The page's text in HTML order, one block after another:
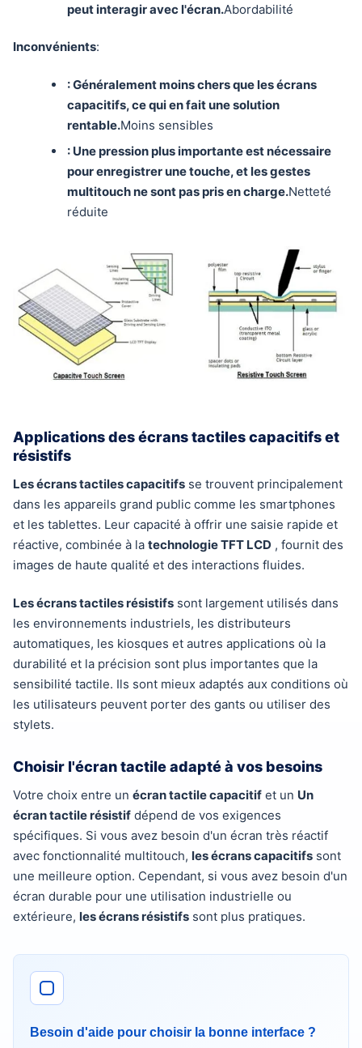
peut interagir avec l'écran.Abordabilité
Inconvénients:
: Généralement moins chers que les écrans
capacitifs, ce qui en fait une solution
rentable.Moins sensibles
: Une pression plus importante est nécessaire
pour enregistrer une touche, et les gestes
multitouch ne sont pas pris en charge.Netteté
réduite
Applications des écrans tactiles capacitifs et
résistifs
Les écrans tactiles capacitifs se trouvent principalement
dans les appareils grand public comme les smartphones
et les tablettes. Leur capacité à offrir une saisie rapide et
réactive, combinée à la technologie TFT LCD , fournit des
images de haute qualité et des interactions fluides.
Les écrans tactiles résistifs sont largement utilisés dans
les environnements industriels, les distributeurs
automatiques, les kiosques et autres applications où la
durabilité et la précision sont plus importantes que la
sensibilité tactile. Ils sont mieux adaptés aux conditions où
les utilisateurs peuvent porter des gants ou utiliser des
stylets.
Choisir l'écran tactile adapté à vos besoins
Votre choix entre un écran tactile capacitif et un Un
écran tactile résistif dépend de vos exigences
spécifiques. Si vous avez besoin d'un écran très réactif
avec fonctionnalité multitouch, les écrans capacitifs sont
une meilleure option. Cependant, si vous avez besoin d'un
écran durable pour une utilisation industrielle ou
extérieure, les écrans résistifs sont plus pratiques.
Besoin d'aide pour choisir la bonne interface ?